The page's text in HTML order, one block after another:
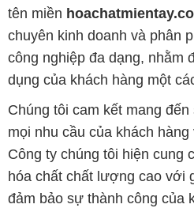
tên miền
chuyên kinh doanh và phân
công nghiệp đa dạng, nhằm
dụng của khách hàng một
Chúng tôi cam kết mang
mọi nhu cầu của khách
Công ty chúng tôi hiện cung
hóa chất chất lượng cao với
đảm bảo sự thành công của